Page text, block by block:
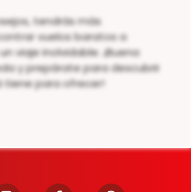
tendrás más
vuelos baratos a
viaje inolvidable. ¡Buena
y prepárate para descubrir
tiene para ofrecer!